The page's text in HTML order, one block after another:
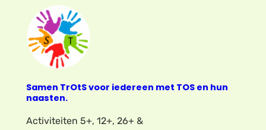
inhoud
Samen TrOtS voor iedereen met TOS en hun
naasten.
Activiteiten 5+, 12+, 26+ &